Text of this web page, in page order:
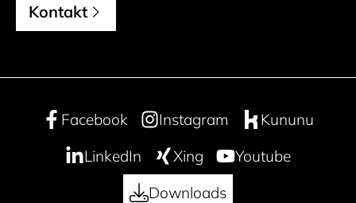
Kontakt
Facebook Instagram
Kununu
LinkedIn
Xing
Youtube
Downloads